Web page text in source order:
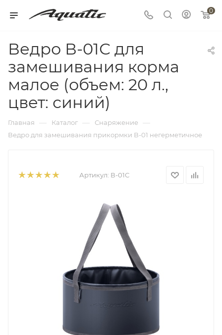
0
Ведро В-01С для
замешивания корма
малое (объем: 20 л.,
цвет: синий)
Главная — Каталог — Снаряжение —
Ведро для замешивания прикормки В-01 негерметичное
Артикул: В-01С